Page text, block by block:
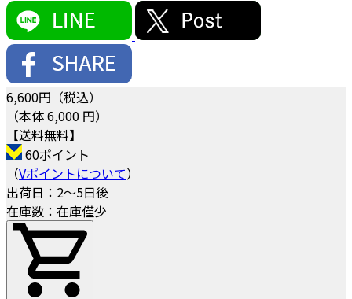
6,600円（税込）
（本体 6,000 円）
【送料無料】
60ポイント
（Vポイントについて）
出荷日：2～5日後
在庫数：在庫僅少